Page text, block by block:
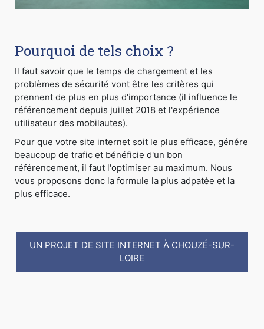
Pourquoi de tels choix ?
Il faut savoir que le temps de chargement et les
problèmes de sécurité vont être les critères qui
prennent de plus en plus d'importance (il influence le
référencement depuis juillet 2018 et l'expérience
utilisateur des mobilautes).
Pour que votre site internet soit le plus efficace, génére
beaucoup de trafic et bénéficie d'un bon
référencement, il faut l'optimiser au maximum. Nous
vous proposons donc la formule la plus adpatée et la
plus efficace.
UN PROJET DE SITE INTERNET À CHOUZÉ-SUR-
LOIRE